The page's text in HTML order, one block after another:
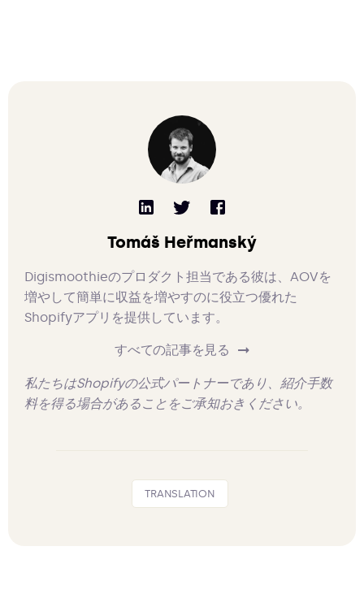
Tomáš Heřmanský
Digismoothieのプロダクト担当である彼は、AOVを
増やして簡単に収益を増やすのに役立つ優れた
Shopifyアプリを提供しています。
すべての記事を見る
私たちはShopifyの公式パートナーであり、紹介手数
料を得る場合があることをご承知おきください。
TRANSLATION